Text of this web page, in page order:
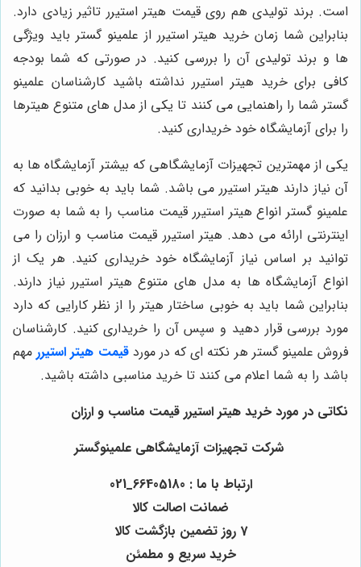
است. برند تولیدی هم روی قیمت هیتر استیرر تاثیر زیادی دارد.
بنابراین شما زمان خرید هیتر استیرر از علمینو گستر باید ویژگی
ها و برند تولیدی آن را بررسی کنید. در صورتی که شما بودجه
کافی برای خرید هیتر استیرر نداشته باشید کارشناسان علمینو
گستر شما را راهنمایی می کنند تا یکی از مدل های متنوع هیترها
را برای آزمایشگاه خود خریداری کنید.
یکی از مهمترین تجهیزات آزمایشگاهی که بیشتر آزمایشگاه ها به
آن نیاز دارند هیتر استیرر می باشد. شما باید به خوبی بدانید که
علمینو گستر انواع هیتر استیرر قیمت مناسب را به شما به صورت
اینترنتی ارائه می دهد. هیتر استیرر قیمت مناسب و ارزان را می
توانید بر اساس نیاز آزمایشگاه خود خریداری کنید. هر یک از
انواع آزمایشگاه ها به مدل های متنوع هیتر استیرر نیاز دارند.
بنابراین شما باید به خوبی ساختار هیتر را از نظر کارایی که دارد
مورد بررسی قرار دهید و سپس آن را خریداری کنید. کارشناسان
فروش علمینو گستر هر نکته ای که در موردقیمت هیتر استیرر مهم
باشد را به شما اعلام می کنند تا خرید مناسبی داشته باشید.
نکاتی در مورد خرید هیتر استیرر قیمت مناسب و ارزان
شرکت تجهیزات آزمایشگاهی علمینوگستر
ارتباط با ما : 66405180_021
ضمانت اصالت کالا
7 روز تضمین بازگشت کالا
خرید سریع و مطمئن